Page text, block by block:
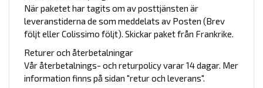
När paketet har tagits om av posttjänsten är
leveranstiderna de som meddelats av Posten (Brev
följt eller Colissimo följt). Skickar paket från Frankrike.
Returer och återbetalningar
Vår återbetalnings- och returpolicy varar 14 dagar. Mer
information finns på sidan "retur och leverans".